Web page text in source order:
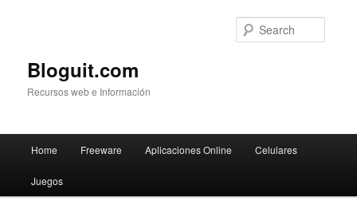
Bloguit.com
Recursos web e Información
Skip
to
Home Freeware Aplicaciones Online Celulares
Juegos